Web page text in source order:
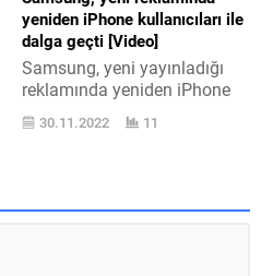
kokuya tepki veriyor, belirli
olgunluktan sonra annenin
yediklerine...
yeniden iPhone kullanıcıları ile
dalga geçti [Video]
Samsung, yeni yayınladığı
reklamında yeniden iPhone
kullanıcıları ile dalga geçti.
İşletme bu tepki sürükleyen
adlı yukarıyada
30.11.2022 11